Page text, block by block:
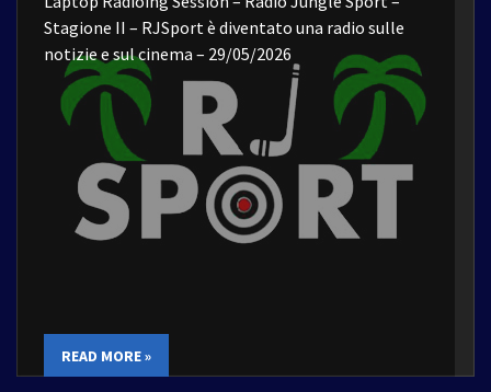
Stagione II – RJSport è diventato una radio sulle
notizie e sul cinema – 29/05/2026
READ MORE »